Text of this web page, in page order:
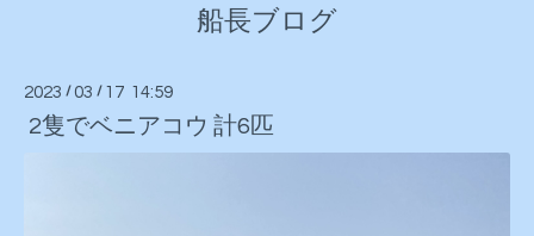
船長ブログ
2023 / 03 / 17 14:59
2隻でベニアコウ 計6匹